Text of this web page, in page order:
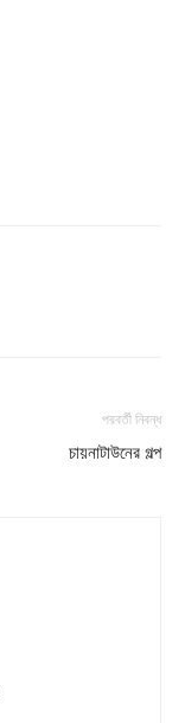
পরবর্তী নিবন্ধ
চায়নাটাউনের গল্প